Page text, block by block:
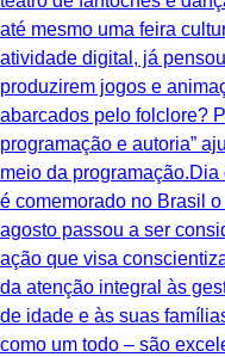
até mesmo uma feira
atividade digital, já
produzirem jogos e
abarcados pelo folclore?
programação e autoria”
meio da
é comemorado no Brasil
agosto passou a ser
ação que visa
da atenção integral às
de idade e às suas
como um todo – são